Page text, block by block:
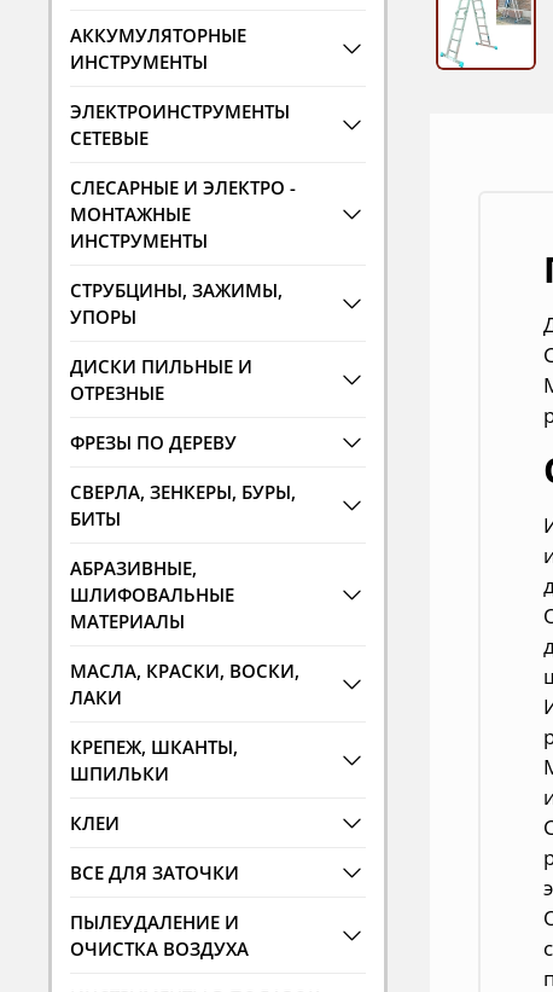
АККУМУЛЯТОРНЫЕ
ИНСТРУМЕНТЫ
ЭЛЕКТРОИНСТРУМЕНТЫ
СЕТЕВЫЕ
СЛЕСАРНЫЕ И ЭЛЕКТРО -
МОНТАЖНЫЕ
ИНСТРУМЕНТЫ
СТРУБЦИНЫ, ЗАЖИМЫ,
УПОРЫ
ДИСКИ ПИЛЬНЫЕ И
ОТРЕЗНЫЕ
ФРЕЗЫ ПО ДЕРЕВУ
СВЕРЛА, ЗЕНКЕРЫ, БУРЫ,
БИТЫ
АБРАЗИВНЫЕ,
ШЛИФОВАЛЬНЫЕ
МАТЕРИАЛЫ
МАСЛА, КРАСКИ, ВОСКИ,
ЛАКИ
КРЕПЕЖ, ШКАНТЫ,
ШПИЛЬКИ
КЛЕИ
ВСЕ ДЛЯ ЗАТОЧКИ
ПЫЛЕУДАЛЕНИЕ И
ОЧИСТКА ВОЗДУХА